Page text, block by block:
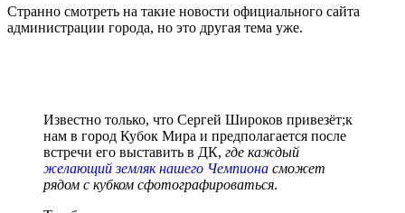
Странно смотреть на такие новости официального сайта
администрации города, но это другая тема уже.
Известно только, что Сергей Широков привезёт;к
нам в город Кубок Мира и предполагается после
встречи его выставить в ДК, где каждый
желающий земляк нашего Чемпиона сможет
рядом с кубком сфотографироваться.